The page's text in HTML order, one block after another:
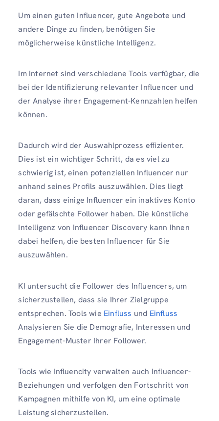
Um einen guten Influencer, gute Angebote und
andere Dinge zu finden, benötigen Sie
möglicherweise künstliche Intelligenz.
Im Internet sind verschiedene Tools verfügbar, die
bei der Identifizierung relevanter Influencer und
der Analyse ihrer Engagement-Kennzahlen helfen
können.
Dadurch wird der Auswahlprozess effizienter.
Dies ist ein wichtiger Schritt, da es viel zu
schwierig ist, einen potenziellen Influencer nur
anhand seines Profils auszuwählen. Dies liegt
daran, dass einige Influencer ein inaktives Konto
oder gefälschte Follower haben. Die künstliche
Intelligenz von Influencer Discovery kann Ihnen
dabei helfen, die besten Influencer für Sie
auszuwählen.
KI untersucht die Follower des Influencers, um
sicherzustellen, dass sie Ihrer Zielgruppe
entsprechen. Tools wie Einfluss und Einfluss
Analysieren Sie die Demografie, Interessen und
Engagement-Muster Ihrer Follower.
Tools wie Influencity verwalten auch Influencer-
Beziehungen und verfolgen den Fortschritt von
Kampagnen mithilfe von KI, um eine optimale
Leistung sicherzustellen.